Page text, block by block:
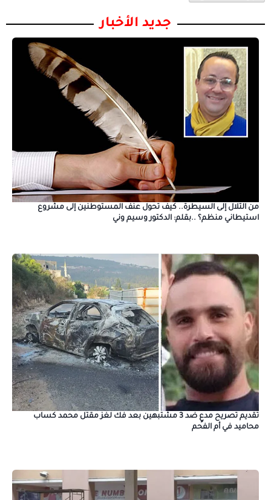
جديد الأخبار
من التلال إلى السيطرة.. كيف تحول عنف المستوطنين إلى مشروع
استيطاني منظم؟ ..بقلم: الدكتور وسيم وني
تقديم تصريح مدعٍ ضد 3 مشتبهين بعد فك لغز مقتل محمد كساب
محاميد في أم الفحم